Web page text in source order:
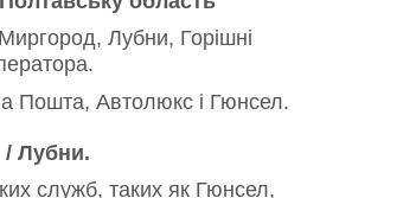
Лубни, Горішні
Пошта, Автолюкс і Гюнсел.
/ Лубни.
служб, таких як Гюнсел,